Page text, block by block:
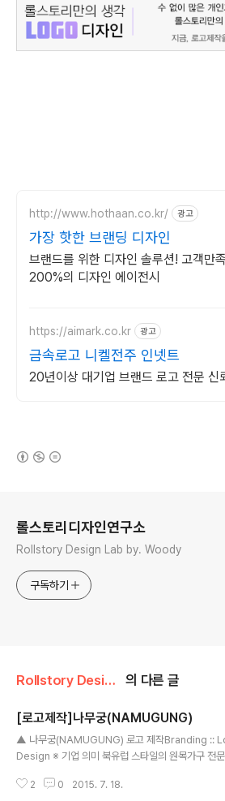
http://www.hothaan.co.kr/ 광고
가장 핫한 브랜딩 디자인
브랜드를 위한 디자인 솔루션! 고객만족
200%의 디자인 에이전시
https://aimark.co.kr 광고
금속로고 니켈전주 인넷트
20년이상 대기업 브랜드 로고 전문 신
롤스토리디자인연구소
Rollstory Design Lab by. Woody
구독하기
Rollstory Design/7月 - July 의 다른 글
[로고제작]나무궁(NAMUGUNG)
▲ 나무궁(NAMUGUNG) 로고 제작Branding ::
Design ※ 기업 의미 북유럽 스타일의 원목가구 전
구를 제작하며 모든공정은 핸드메이드(hand-made)
2 0 2015. 7. 18.